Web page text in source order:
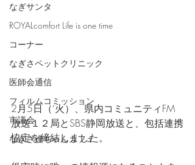
なぎサンタ
ROYALcomfort Life is one time
コーナー
なぎさペットクリニック
医師会通信
フィルムコミッション
市議会
なぎさ達ちゃんカフェ
2月5日（’火）、県内コミュニティFM
放送１２局とSBS静岡放送と、包括連携
協定を締結しました。